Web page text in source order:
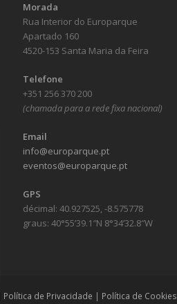
Morada
Rua Interior do Europarque
Apartado 160
4520-153 Santa Maria da Feira
Telefone
+351 256 370 200
(chamada para a rede fixa nacional)
Email
info@europarque.pt
eventos@europarque.pt
GPS
décimal: 40.927525, -8.575778
graus: 40°55’39.1″N 8°34’32.8″W
Política de Privacidade | Política de Cookies